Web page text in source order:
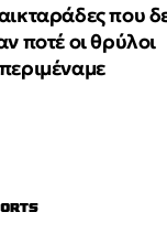
που
ποτέ οι θρύλοι